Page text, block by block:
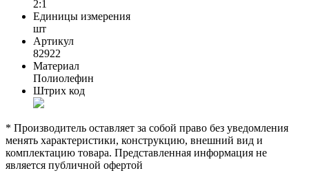
2:1
Единицы измерения
шт
Артикул
82922
Материал
Полиолефин
Штрих код
* Производитель оставляет за собой право без уведомления
менять характеристики, конструкцию, внешний вид и
комплектацию товара. Представленная информация не
является публичной офертой